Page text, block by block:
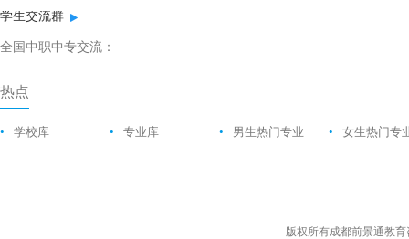
学生交流群
全国中职中专交流：
热点
• 学校库 • 专业库 • 男生热门专业 • 女生热门专
版权所有成都前景通教